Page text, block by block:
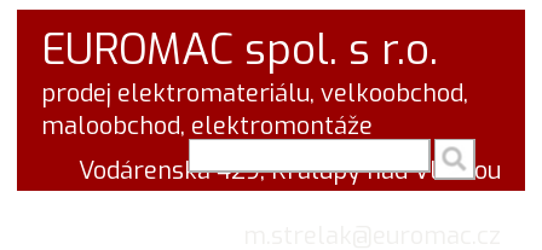
EUROMAC spol. s r.o.
prodej elektromateriálu, velkoobchod,
maloobchod, elektromontáže
Vodárenská 429, Kralupy nad Vltavou